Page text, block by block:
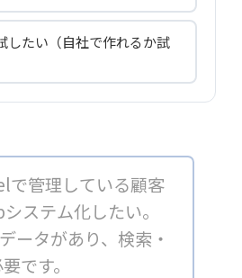
したい（自社で作れるか試